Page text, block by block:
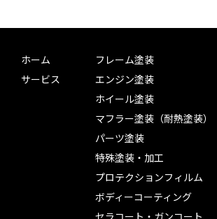
ホーム
サービス
フレーム塗装
エンジン塗装
ホイール塗装
マフラー塗装（耐熱塗装）
パーツ塗装
特殊塗装・加工
プロテクションフィルム
ボディーコーティング
セラコート・ガンコート